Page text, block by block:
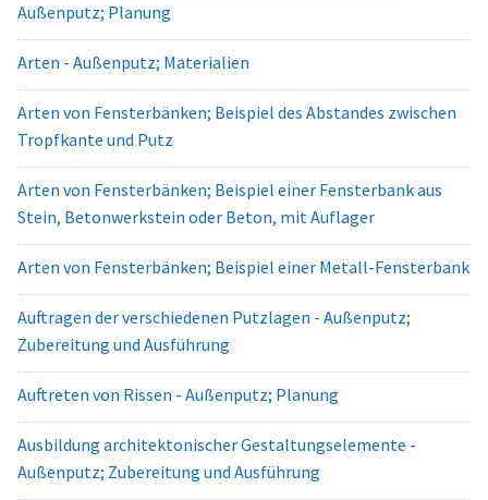
Außenputz; Planung
Arten - Außenputz; Materialien
Arten von Fensterbänken; Beispiel des Abstandes zwischen
Tropfkante und Putz
Arten von Fensterbänken; Beispiel einer Fensterbank aus
Stein, Betonwerkstein oder Beton, mit Auflager
Arten von Fensterbänken; Beispiel einer Metall-Fensterbank
Auftragen der verschiedenen Putzlagen - Außenputz;
Zubereitung und Ausführung
Auftreten von Rissen - Außenputz; Planung
Ausbildung architektonischer Gestaltungselemente -
Außenputz; Zubereitung und Ausführung